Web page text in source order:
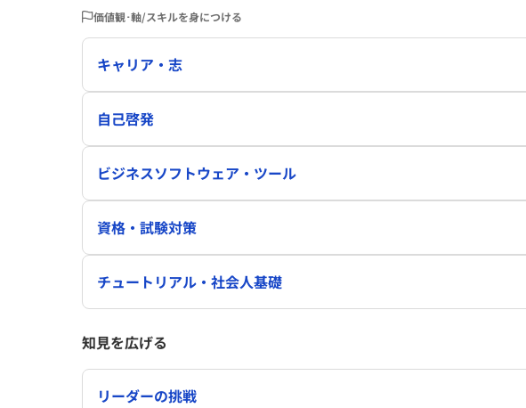
価値観･軸/スキルを身につける
キャリア・志
自己啓発
ビジネスソフトウェア・ツール
資格・試験対策
チュートリアル・社会人基礎
知見を広げる
リーダーの挑戦